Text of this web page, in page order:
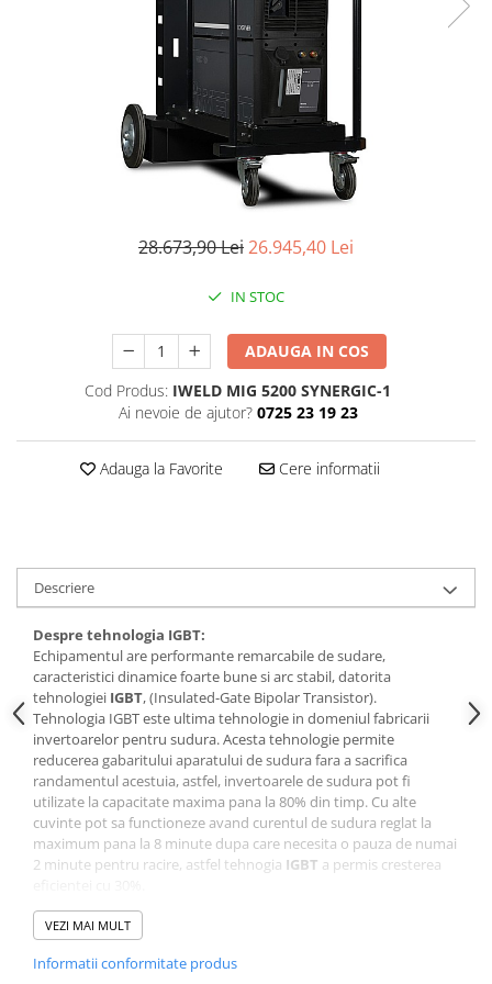
Magneti pentru sudura
28.673,90 Lei26.945,40 Lei
IN STOC
ADAUGA IN COS
Cod Produs: IWELD MIG 5200 SYNERGIC-1
Ai nevoie de ajutor? 0725 23 19 23
Adauga la Favorite Cere informatii
Descriere
Despre tehnologia IGBT:
Echipamentul are performante remarcabile de sudare,
caracteristici dinamice foarte bune si arc stabil, datorita
tehnologiei IGBT, (Insulated-Gate Bipolar Transistor).
Tehnologia IGBT este ultima tehnologie in domeniul fabricarii
invertoarelor pentru sudura. Acesta tehnologie permite
reducerea gabaritului aparatului de sudura fara a sacrifica
randamentul acestuia, astfel, invertoarele de sudura pot fi
utilizate la capacitate maxima pana la 80% din timp. Cu alte
cuvinte pot sa functioneze avand curentul de sudura reglat la
maximum pana la 8 minute dupa care necesita o pauza de numai
2 minute pentru racire, astfel tehnogia IGBT a permis cresterea
1 Procedeu de sudare: sudură cu sârmă în mediu gaz protector
Ar/CO2 şi cu electrod învelit. Corespunzător şi pentru sudură sub
poate fi utilizat şi pentru sudare TIG cu aprindere la contact.
VEZI MAI MULT
Informatii conformitate produs